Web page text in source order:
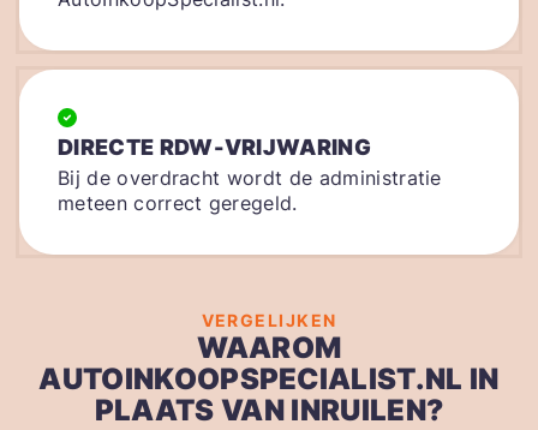
DIRECTE RDW-VRIJWARING
Bij de overdracht wordt de administratie
meteen correct geregeld.
VERGELIJKEN
WAAROM
AUTOINKOOPSPECIALIST.NL IN
PLAATS VAN INRUILEN?